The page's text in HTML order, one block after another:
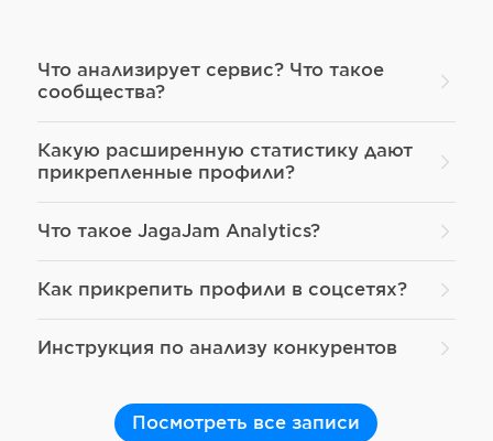
Что анализирует сервис? Что такое
сообщества?
Какую расширенную статистику дают
прикрепленные профили?
Что такое JagaJam Analytics?
Как прикрепить профили в соцсетях?
Инструкция по анализу конкурентов
Посмотреть все записи